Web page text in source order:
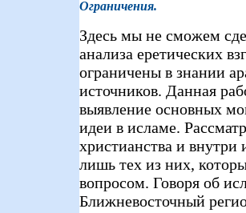
Ограничения.
Здесь мы не сможем
анализа еретических
ограничены в знании
источников. Данная
выявление основных
идеи в исламе.
христианства и
лишь тех из них,
вопросом. Говоря об
Ближневосточный